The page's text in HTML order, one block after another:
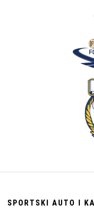
SPORTSKI AUTO I